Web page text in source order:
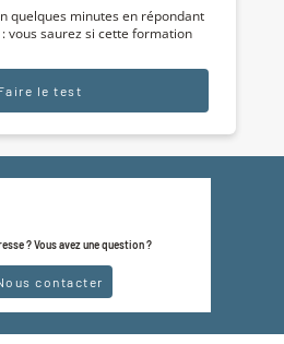
quelques minutes en répondant
vous saurez si cette formation
le test
? Vous avez une question ?
contacter